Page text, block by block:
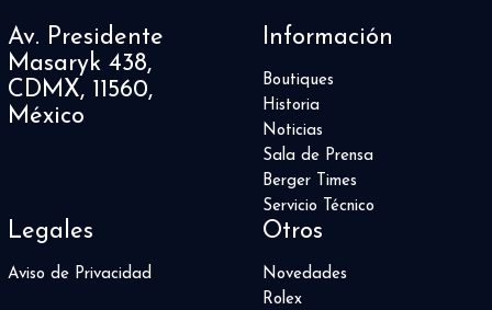
Av. Presidente
Masaryk 438,
CDMX, 11560,
México
Información
Boutiques
Historia
Noticias
Sala de Prensa
Berger Times
Servicio Técnico
Legales
Aviso de Privacidad
Otros
Novedades
Rolex